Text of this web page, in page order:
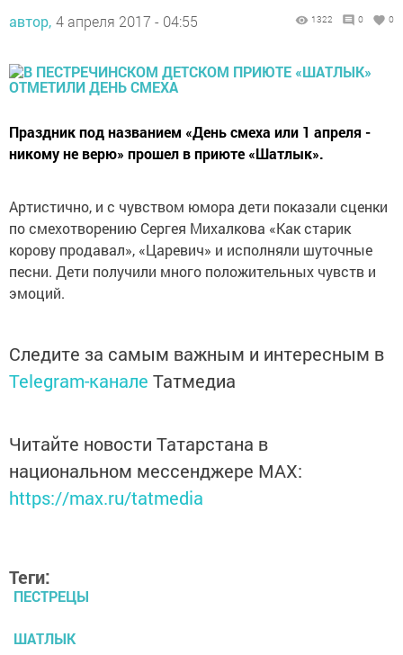
автор, 4 апреля 2017 - 04:55 1322 0 0
Праздник под названием «День смеха или 1 апреля -
никому не верю» прошел в приюте «Шатлык».
Артистично, и с чувством юмора дети показали сценки
по смехотворению Сергея Михалкова «Как старик
корову продавал», «Царевич» и исполняли шуточные
песни. Дети получили много положительных чувств и
эмоций.
Следите за самым важным и интересным в
Telegram-канале Татмедиа
Читайте новости Татарстана в
национальном мессенджере MАХ:
https://max.ru/tatmedia
Теги:
ПЕСТРЕЦЫ
ШАТЛЫК